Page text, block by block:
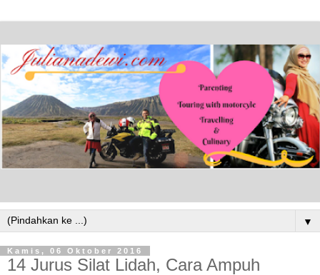
▼
Kamis, 06 Oktober 2016
14 Jurus Silat Lidah, Cara Ampuh